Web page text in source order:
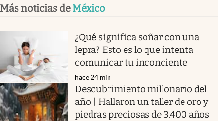
Más noticias de México
¿Qué significa soñar con una
lepra? Esto es lo que intenta
comunicar tu inconciente
hace 24 min
Descubrimiento millonario del
año | Hallaron un taller de oro y
piedras preciosas de 3.400 años